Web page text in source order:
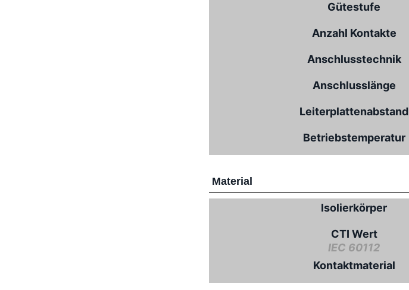
Gütestufe
Anzahl Kontakte
Anschlusstechnik
Anschlusslänge
Leiterplattenabstand
Betriebstemperatur
Material
Isolierkörper
CTI Wert
IEC 60112
Kontaktmaterial